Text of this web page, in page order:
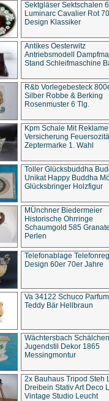
Sektgläser Sektschalen
Luminarc Cavalier Rot
Design Klassiker
Antikes Oesterwitz
Antriebsmodell
Stand Schleifmaschine
R&b Vorlegebesteck
Silber Robbe & Berking
Rosenmuster 6 Tlg.
Kpm Schale Mit Reklame
Versicherung
Zeptermarke 1. Wahl
Toller Glücksbuddha
Unikat Happy Buddha
Glücksbringer Holzfigur
MÜnchner Biedermeier
Historische Ohrringe
Schaumgold 585
Perlen
Telefonablage
Design 60er 70er Jahre
Va 34122 Schuco
Teddy Bär Hellbraun
Wächtersbach Schälchen
Jugendstil Dekor 1865
Messingmontur
2x Bauhaus Tripod Steh
Dreibein Stativ Art Deco
Vintage Studio Leucht